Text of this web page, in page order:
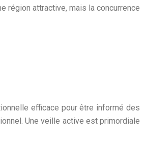
région attractive, mais la concurrence
efficace pour être informé des
Une veille active est primordiale